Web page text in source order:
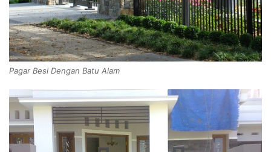
Pagar Besi Dengan Batu Alam